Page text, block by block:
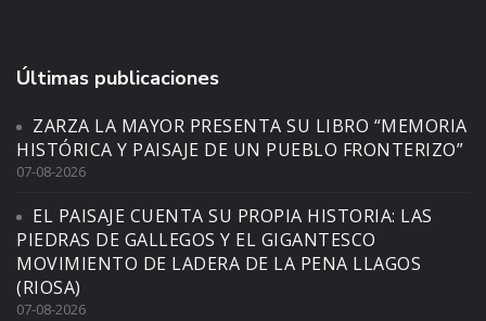
Últimas publicaciones
ZARZA LA MAYOR PRESENTA SU LIBRO “MEMORIA
HISTÓRICA Y PAISAJE DE UN PUEBLO FRONTERIZO”
07-08-2026
EL PAISAJE CUENTA SU PROPIA HISTORIA: LAS
PIEDRAS DE GALLEGOS Y EL GIGANTESCO
MOVIMIENTO DE LADERA DE LA PENA LLAGOS
(RIOSA)
07-08-2026